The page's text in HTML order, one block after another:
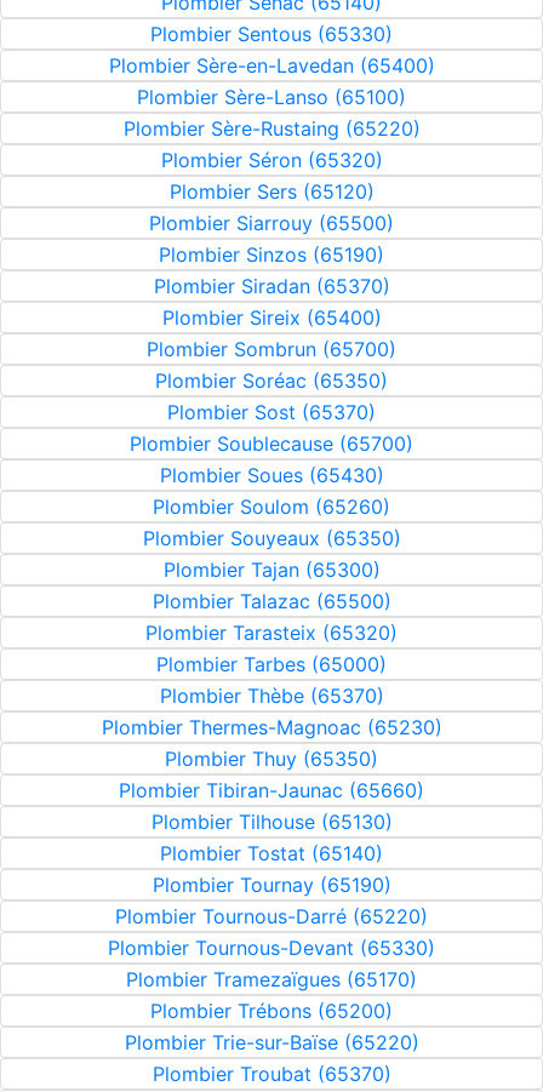
Plombier Sentous (65330)
Plombier Sère-en-Lavedan (65400)
Plombier Sère-Lanso (65100)
Plombier Sère-Rustaing (65220)
Plombier Séron (65320)
Plombier Sers (65120)
Plombier Siarrouy (65500)
Plombier Sinzos (65190)
Plombier Siradan (65370)
Plombier Sireix (65400)
Plombier Sombrun (65700)
Plombier Soréac (65350)
Plombier Sost (65370)
Plombier Soublecause (65700)
Plombier Soues (65430)
Plombier Soulom (65260)
Plombier Souyeaux (65350)
Plombier Tajan (65300)
Plombier Talazac (65500)
Plombier Tarasteix (65320)
Plombier Tarbes (65000)
Plombier Thèbe (65370)
Plombier Thermes-Magnoac (65230)
Plombier Thuy (65350)
Plombier Tibiran-Jaunac (65660)
Plombier Tilhouse (65130)
Plombier Tostat (65140)
Plombier Tournay (65190)
Plombier Tournous-Darré (65220)
Plombier Tournous-Devant (65330)
Plombier Tramezaïgues (65170)
Plombier Trébons (65200)
Plombier Trie-sur-Baïse (65220)
Plombier Troubat (65370)